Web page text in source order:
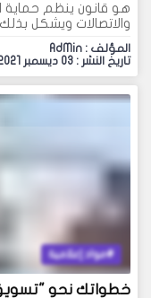
هو قانون ينظم حماية
والاتصالات ويشكل
المؤلف : AdMin
تاريخ النشر : 03 ديسمبر 2021
مواد إعلامية
خطواتك نحو